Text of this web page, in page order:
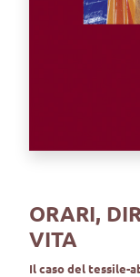
ORARI,
VITA
Il caso del tessile-